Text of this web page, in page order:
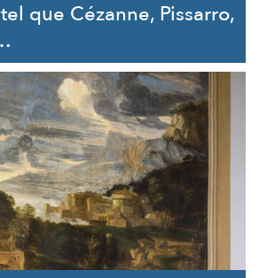
que Cézanne, Pissarro,